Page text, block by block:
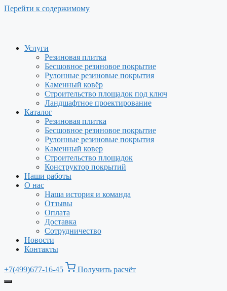
Перейти к содержимому
Услуги
Резиновая плитка
Бесшовное резиновое покрытие
Рулонные резиновые покрытия
Каменный ковёр
Строительство площадок под ключ
Ландшафтное проектирование
Каталог
Резиновая плитка
Бесшовное резиновое покрытие
Рулонные резиновые покрытия
Каменный ковер
Строительство площадок
Конструктор покрытий
Наши работы
О нас
Наша история и команда
Отзывы
Оплата
Доставка
Сотрудничество
Новости
Контакты
+7(499)677-16-45 Получить расчёт